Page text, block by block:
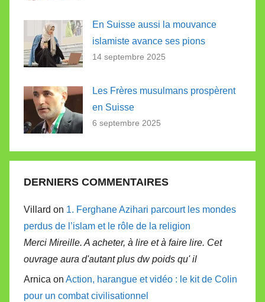
En Suisse aussi la mouvance
islamiste avance ses pions
14 septembre 2025
Les Frères musulmans prospèrent
en Suisse
6 septembre 2025
DERNIERS COMMENTAIRES
Villard on 1. Ferghane Azihari parcourt les mondes
perdus de l’islam et le rôle de la religion
Merci Mireille. A acheter, à lire et à faire lire. Cet
ouvrage aura d'autant plus dw poids qu' il
Arnica on Action, harangue et vidéo : le kit de Colin
pour un combat civilisationnel